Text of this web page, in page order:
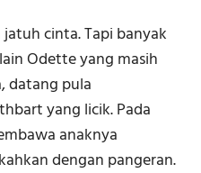
cinta. Tapi banyak
Odette yang masih
datang pula
yang licik. Pada
anaknya
dengan pangeran.